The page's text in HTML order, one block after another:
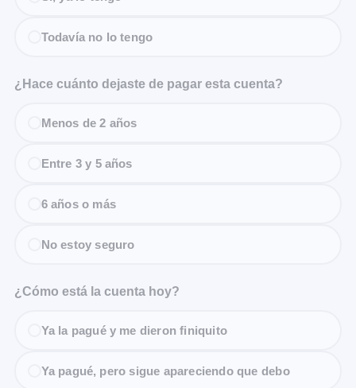
Todavía no lo tengo
¿Hace cuánto dejaste de pagar esta cuenta?
Menos de 2 años
Entre 3 y 5 años
6 años o más
No estoy seguro
¿Cómo está la cuenta hoy?
Ya la pagué y me dieron finiquito
Ya pagué, pero sigue apareciendo que debo